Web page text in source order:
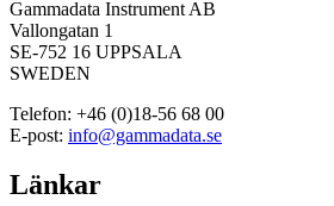
Gammadata Instrument AB
Vallongatan 1
SE-752 16 UPPSALA
SWEDEN
Telefon: +46 (0)18-56 68 00
E-post: info@gammadata.se
Länkar